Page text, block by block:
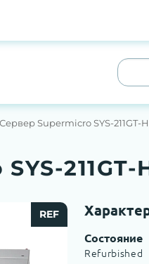
Сервер Supermicro SYS-211GT-
REF
Состояние
Refurbished